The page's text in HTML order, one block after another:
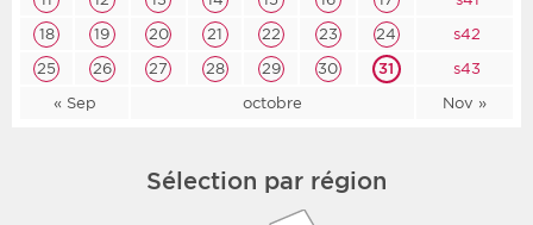
« Sep octobre Nov »
18
19 20 21 22 23 24
s42
25
26 27 28 29 30 31 s43
Sélection par région